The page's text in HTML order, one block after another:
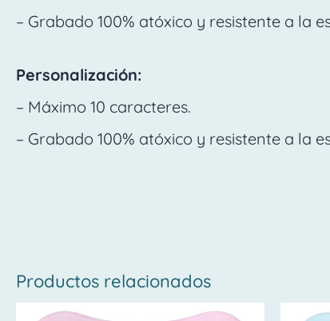
– Grabado 100% atóxico y resistente a la
Personalización:
– Máximo 10 caracteres.
– Grabado 100% atóxico y resistente a la
Productos relacionados